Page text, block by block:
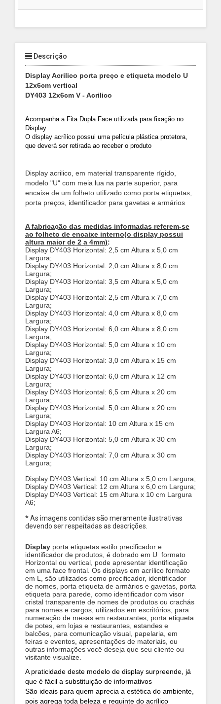
Descrição
Display Acrilico porta preço e etiqueta modelo U
12x6cm vertical
DY403 12x6cm V - Acrilico
Acompanha a Fita Dupla Face utilizada para fixação no
Display
O display acrílico possui uma película plástica protetora,
que deverá ser retirada ao receber o produto
Display acrilico, em material transparente rígido,
modelo "U" com meia lua na parte superior, para
encaixe de um folheto utilizado como porta etiquetas,
porta preços, identificador para gavetas e armários
A fabricação das medidas informadas referem-se
ao folheto de encaixe interno(o display possui
altura maior de 2 a 4mm):
Display DY403 Horizontal: 2,5 cm Altura x 5,0 cm
Largura;
Display DY403 Horizontal: 2,0 cm Altura x 8,0 cm
Largura;
Display DY403 Horizontal: 3,5 cm Altura x 5,0 cm
Largura;
Display DY403 Horizontal: 2,5 cm Altura x 7,0 cm
Largura;
Display DY403 Horizontal: 4,0 cm Altura x 8,0 cm
Largura;
Display DY403 Horizontal: 6,0 cm Altura x 8,0 cm
Largura;
Display DY403 Horizontal: 5,0 cm Altura x 10 cm
Largura;
Display DY403 Horizontal: 3,0 cm Altura x 15 cm
Largura;
Display DY403 Horizontal: 6,0 cm Altura x 12 cm
Largura;
Display DY403 Horizontal: 6,5 cm Altura x 20 cm
Largura;
Display DY403 Horizontal: 5,0 cm Altura x 20 cm
Largura;
Display DY403 Horizontal: 10 cm Altura x 15 cm
Largura A6;
Display DY403 Horizontal: 5,0 cm Altura x 30 cm
Largura;
Display DY403 Horizontal: 7,0 cm Altura x 30 cm
Largura;
Display DY403 Vertical: 10 cm Altura x 5,0 cm Largura;
Display DY403 Vertical: 12 cm Altura x 6,0 cm Largura;
Display DY403 Vertical: 15 cm Altura x 10 cm Largura
A6;
* As imagens contidas são meramente ilustrativas
devendo ser respeitadas as descrições.
Display porta etiquetas estilo precificador e
identificador de produtos, é dobrado em U formato
Horizontal ou vertical, pode apresentar identificação
em uma face frontal. Os displays em acrílico formato
em L, são utilizados como precificador, identificador
de nomes, porta etiqueta de armários e gavetas, porta
etiqueta para parede, como identificador com visor
cristal transparente de nomes de produtos ou crachás
para nomes e cargos, utilizados em escritórios, para
numeração de mesas em restaurantes, porta etiqueta
de potes, em lojas e restaurantes, estandes e
balcões, para comunicação visual, papelaria, em
feiras e eventos, apresentações de materiais, ou
outras informações você deseja que seu cliente ou
visitante visualize.
A praticidade deste modelo de display surpreende, já
que é fácil a substituição de informativos
São ideais para quem aprecia a estética do ambiente,
pois agrega toda beleza e requinte do acrílico